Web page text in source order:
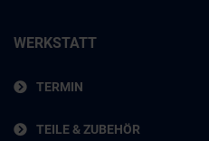
WERKSTATT
TERMIN
TEILE & ZUBEHÖR